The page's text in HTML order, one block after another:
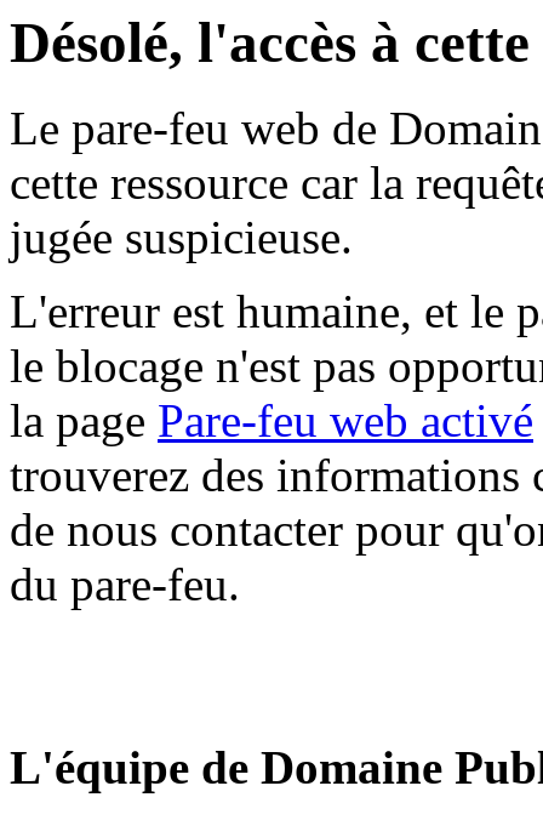
Désolé, l'accès à
Le pare-feu web de
cette ressource car la
jugée suspicieuse.
L'erreur est humaine, et le
le blocage n'est pas
la page Pare-feu web activé
trouverez des informations
de nous contacter pour
du pare-feu.
L'équipe de Domaine